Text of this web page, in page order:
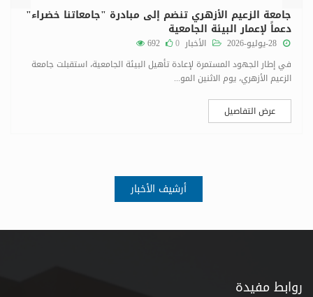
جامعة الزعيم الأزهري تنضم إلى مبادرة "جامعاتنا خضراء"
دعماً لإعمار البيئة الجامعية
الأخبار 0
692
في إطار الجهود المستمرة لإعادة تأهيل البيئة الجامعية، استقبلت جامعة
الزعيم الأزهري، يوم الاثنين المو...
عرض التفاصيل
أرشيف الأخبار
روابط مفيدة